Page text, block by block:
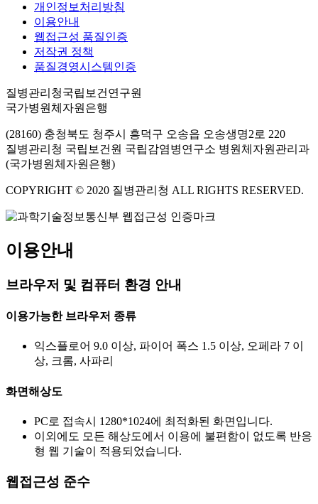
개인정보처리방침
이용안내
웹접근성 품질인증
저작권 정책
품질경영시스템인증
질병관리청국립보건연구원
국가병원체자원은행
(28160) 충청북도 청주시 흥덕구 오송읍 오송생명2로 220
질병관리청 국립보건원 국립감염병연구소 병원체자원관리과
(국가병원체자원은행)
COPYRIGHT © 2020 질병관리청 ALL RIGHTS RESERVED.
이용안내
브라우저 및 컴퓨터 환경 안내
이용가능한 브라우저 종류
익스플로어 9.0 이상, 파이어 폭스 1.5 이상, 오페라 7 이
상, 크롬, 사파리
화면해상도
PC로 접속시 1280*1024에 최적화된 화면입니다.
이외에도 모든 해상도에서 이용에 불편함이 없도록 반응
형 웹 기술이 적용되었습니다.
웹접근성 준수